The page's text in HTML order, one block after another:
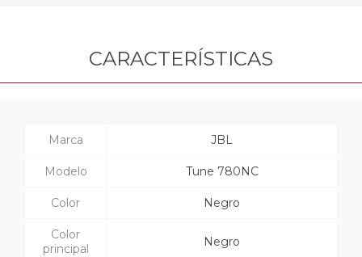
CARACTERÍSTICAS
Marca JBL
Modelo Tune 780NC
Color Negro
Color
principal
Negro